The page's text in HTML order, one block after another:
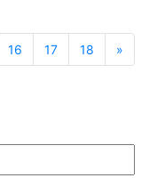
16 17 18 »